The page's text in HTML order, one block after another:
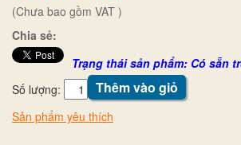
(Chưa bao gồm VAT )
Chia sẻ:
Trạng thái sản phẩm: Có sẵn
Số lượng:
Thêm vào giỏ
Sản phẩm yêu thích